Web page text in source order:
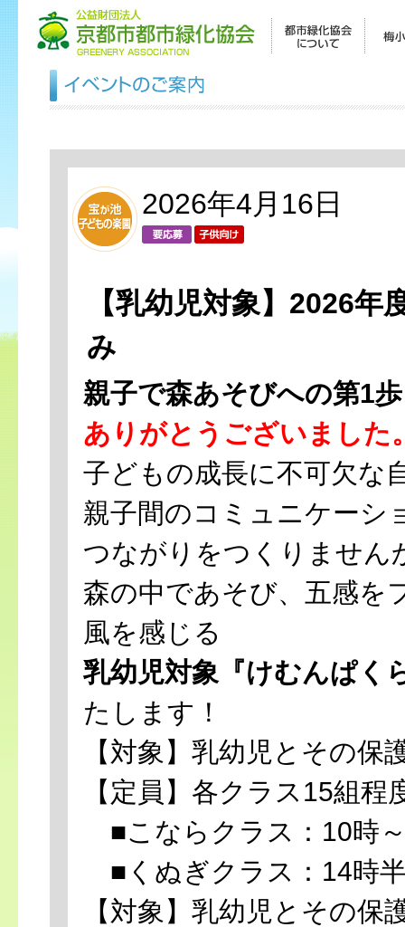
2026年4月16日
【乳幼児対象】2026
み
親子で森あそびへの第1
ありがとうございました
子どもの成長に不可欠な
親子間のコミュニケーシ
つながりをつくりません
森の中であそび、五感を
風を感じる
乳幼児対象『けむんぱく
たします！
【対象】乳幼児とその保
【定員】各クラス15組
■こならクラス：10時
■くぬぎクラス：14時
【対象】乳幼児とその保